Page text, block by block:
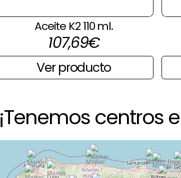
Aceite K2 110 ml.
107,69€
Ver producto
¡Tenemos centros